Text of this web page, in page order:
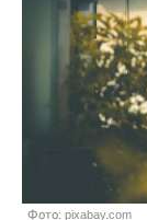
Фото: pixabay.com